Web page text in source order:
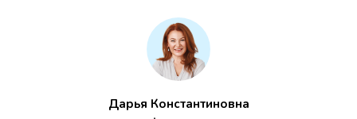
Дарья Константиновна